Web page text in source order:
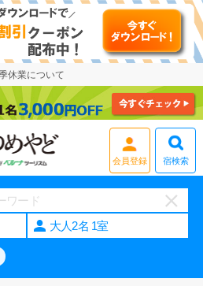
休業について
会員登録 宿検索
大人2名 1室